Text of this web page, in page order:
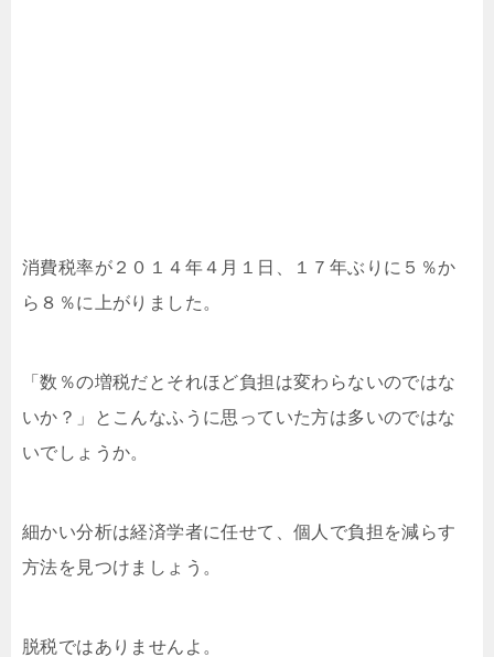
消費税率が２０１４年４月１日、１７年ぶりに５％か
ら８％に上がりました。
「数％の増税だとそれほど負担は変わらないのではな
いか？」とこんなふうに思っていた方は多いのではな
いでしょうか。
細かい分析は経済学者に任せて、個人で負担を減らす
方法を見つけましょう。
脱税ではありませんよ。